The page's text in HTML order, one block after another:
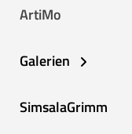
ArtiMo
Galerien
SimsalaGrimm